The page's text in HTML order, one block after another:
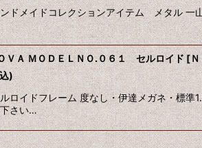
ドメイドコレクションアイテム メタル 一
Ａ ＭＯＤＥＬＮＯ.０６１ セルロイド [
)
ロイドフレーム 度なし・伊達メガネ・標準
さい…